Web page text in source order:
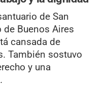
de San
de Buenos Aires
cansada de
También sostuvo
y una